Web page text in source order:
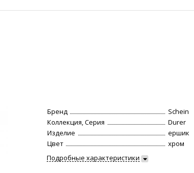
Бренд
Schein
Коллекция, Серия
Durer
Изделие
ершик
Цвет
хром
Подробные характеристики